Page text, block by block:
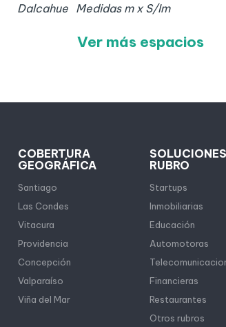
Dalcahue Medidas m x S/Im
Ver más espacios
COBERTURA
GEOGRÁFICA
Santiago
Las Condes
Vitacura
Providencia
Concepción
Valparaíso
Viña del Mar
RUBRO
Startups
Inmobiliarias
Educación
Automotoras
Financieras
Restaurantes
Otros rubros